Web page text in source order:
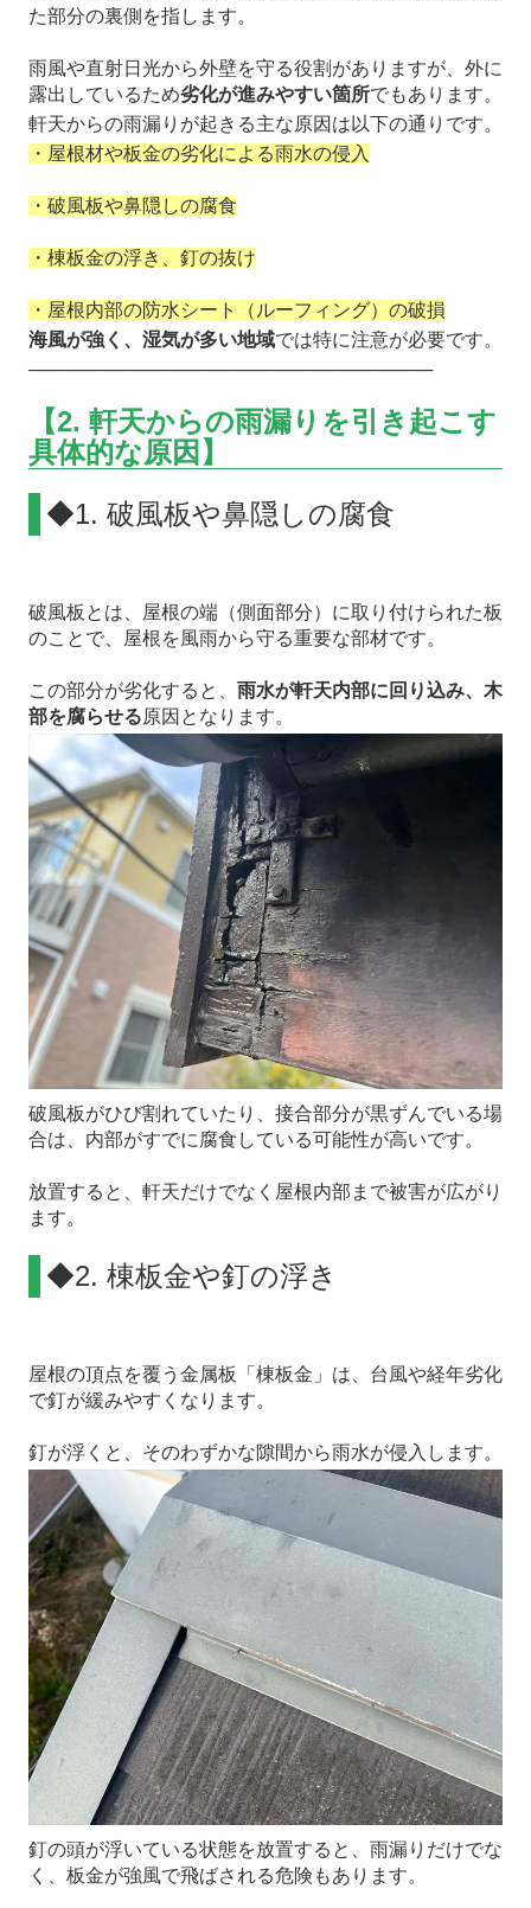
た部分の裏側を指します。
雨風や直射日光から外壁を守る役割がありますが、外に
露出しているため劣化が進みやすい箇所でもあります。
軒天からの雨漏りが起きる主な原因は以下の通りです。
・屋根材や板金の劣化による雨水の侵入
・破風板や鼻隠しの腐食
・棟板金の浮き、釘の抜け
・屋根内部の防水シート（ルーフィング）の破損
海風が強く、湿気が多い地域では特に注意が必要です。
───────────────────────────────
【2. 軒天からの雨漏りを引き起こす
具体的な原因】
◆1. 破風板や鼻隠しの腐食
破風板とは、屋根の端（側面部分）に取り付けられた板
のことで、屋根を風雨から守る重要な部材です。
この部分が劣化すると、 雨水が軒天内部に回り込み、木
部を腐らせる原因となります。
破風板がひび割れていたり、接合部分が黒ずんでいる場
合は、内部がすでに腐食している可能性が高いです。
放置すると、軒天だけでなく屋根内部まで被害が広がり
ます。
◆2. 棟板金や釘の浮き
屋根の頂点を覆う金属板「棟板金」は、台風や経年劣化
で釘が緩みやすくなります。
釘が浮くと、そのわずかな隙間から雨水が侵入します。
釘の頭が浮いている状態を放置すると、雨漏りだけでな
く、板金が強風で飛ばされる危険もあります。